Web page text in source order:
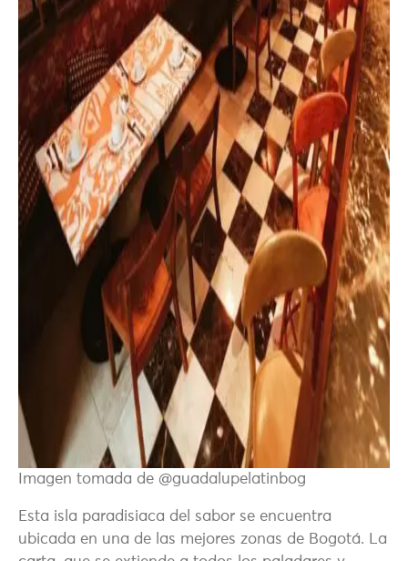
Imagen tomada de @guadalupelatinbog
Esta isla paradisiaca del sabor se encuentra
ubicada en una de las mejores zonas de Bogotá. La